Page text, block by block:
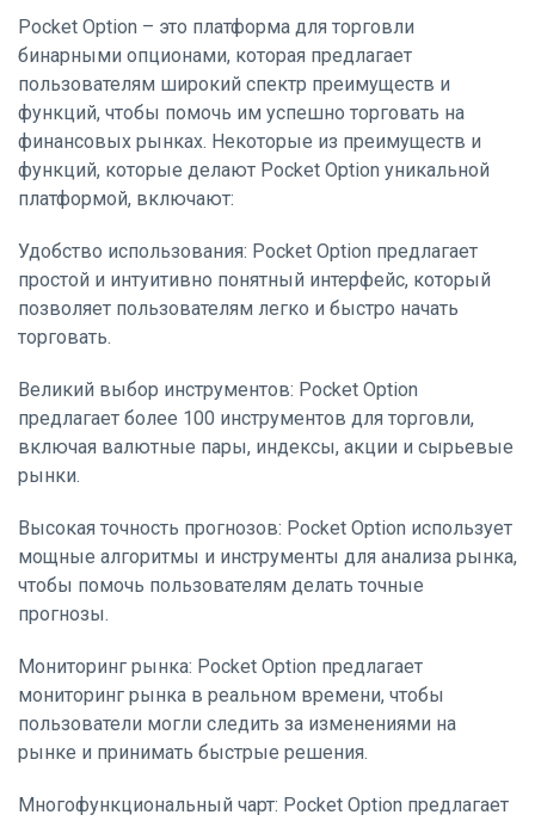
Pocket Option – это платформа для торговли
бинарными опционами, которая предлагает
пользователям широкий спектр преимуществ и
функций, чтобы помочь им успешно торговать на
финансовых рынках. Некоторые из преимуществ и
функций, которые делают Pocket Option уникальной
платформой, включают:
Удобство использования: Pocket Option предлагает
простой и интуитивно понятный интерфейс, который
позволяет пользователям легко и быстро начать
торговать.
Великий выбор инструментов: Pocket Option
предлагает более 100 инструментов для торговли,
включая валютные пары, индексы, акции и сырьевые
рынки.
Высокая точность прогнозов: Pocket Option использует
мощные алгоритмы и инструменты для анализа рынка,
чтобы помочь пользователям делать точные
прогнозы.
Мониторинг рынка: Pocket Option предлагает
мониторинг рынка в реальном времени, чтобы
пользователи могли следить за изменениями на
рынке и принимать быстрые решения.
Многофункциональный чарт: Pocket Option предлагает